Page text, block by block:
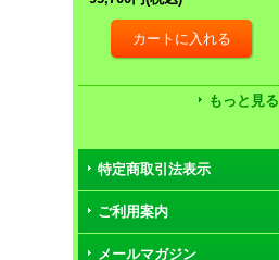
もっと見る
特定商取引法表示
ご利用案内
メールマガジン